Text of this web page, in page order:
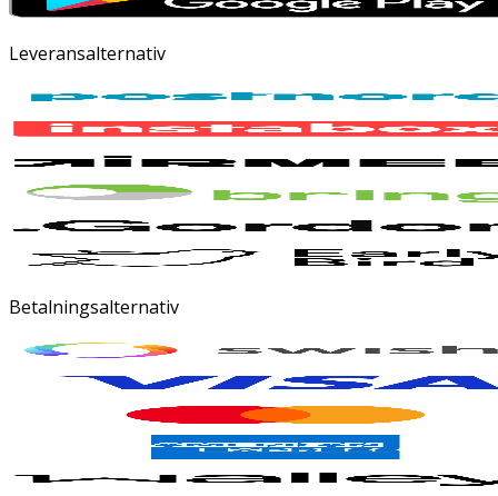
Leveransalternativ
Betalningsalternativ